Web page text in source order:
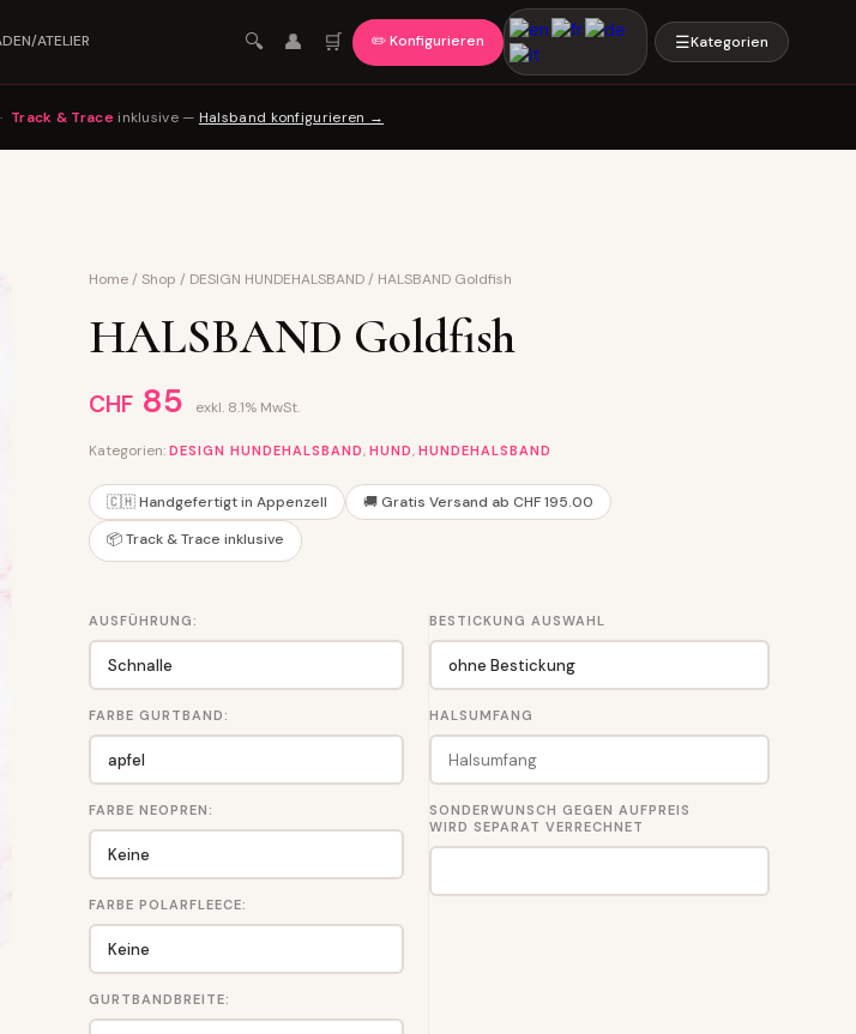
ATELIER 🔍 👤 🛒 ✏️ Konfigurieren ☰Kategorien
Track & Traceinklusive — Halsband konfigurieren →
Home / Shop / DESIGN HUNDEHALSBAND / HALSBAND Goldfish
HALSBAND Goldfish
CHF 85 exkl. 8.1% MwSt.
Kategorien: DESIGN HUNDEHALSBAND, HUND, HUNDEHALSBAND
🇨🇭 Handgefertigt in Appenzell
🚚 Gratis Versand ab CHF 195.00
📦 Track & Trace inklusive
AUSFÜHRUNG:
FARBE GURTBAND:
FARBE NEOPREN:
FARBE POLARFLEECE:
GURTBANDBREITE:
BESTICKUNG AUSWAHL
HALSUMFANG
SONDERWUNSCH GEGEN AUFPREIS
WIRD SEPARAT VERRECHNET